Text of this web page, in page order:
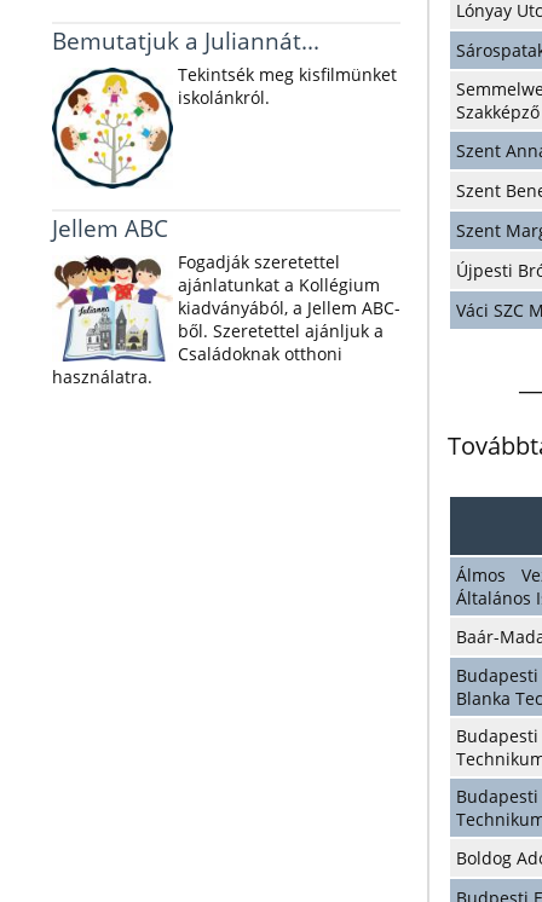
Bemutatjuk a Juliannát...
Tekintsék meg kisfilmünket
iskolánkról.
Jellem ABC
Fogadják szeretettel
ajánlatunkat a Kollégium
kiadványából, a Jellem ABC-
ből. Szeretettel ajánljuk a
Családoknak otthoni
használatra.
Lónyay
Szakképző
Szent
Szent
Szent
Újpesti
Váci SZC
Álmos
Általános
Baár-
Blanka
Boldog